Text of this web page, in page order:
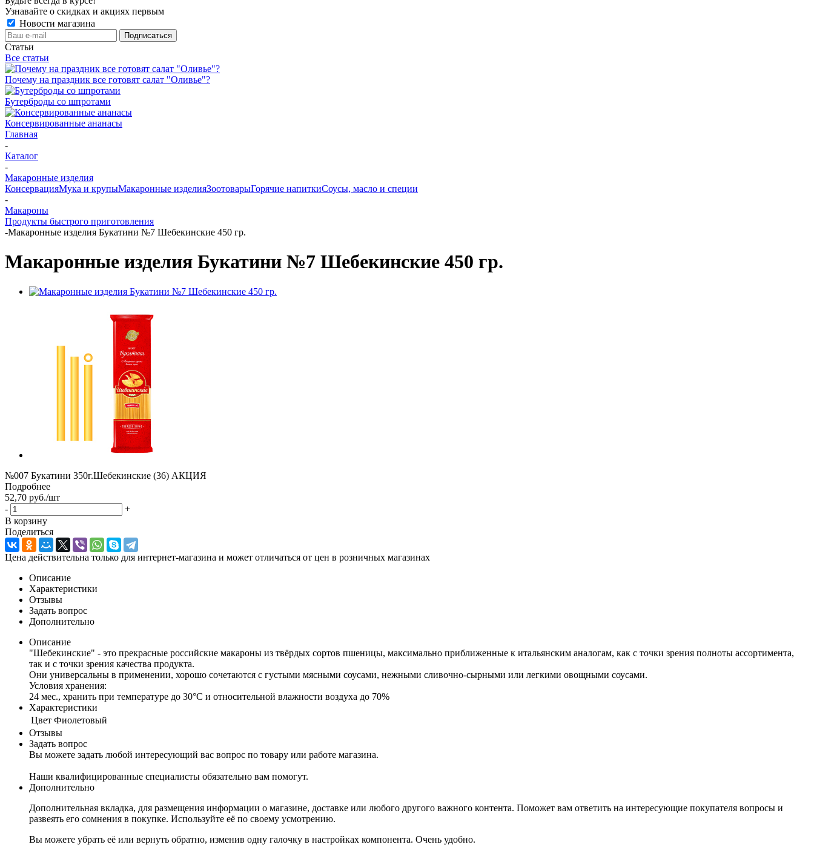
Узнавайте о скидках и акциях первым
Новости магазина
Статьи
Все статьи
Почему на праздник все готовят салат "Оливье"?
Бутерброды со шпротами
Консервированные ананасы
Главная
-
Каталог
-
Макаронные изделия
КонсервацияМука и крупыМакаронные изделияЗоотоварыГорячие напиткиСоусы, масло и специи
-
Макароны
Продукты быстрого приготовления
-Макаронные изделия Букатини №7 Шебекинские 450 гр.
Макаронные изделия Букатини №7 Шебекинские 450 гр.
№007 Букатини 350г.Шебекинские (36) АКЦИЯ
Подробнее
52,70 руб./шт
-
+
В корзину
Поделиться
Цена действительна только для интернет-магазина и может отличаться от цен в розничных магазинах
Описание
Характеристики
Отзывы
Задать вопрос
Дополнительно
Описание
"Шебекинские" - это прекрасные российские макароны из твёрдых сортов пшеницы, максимально приближенные к итальянским аналогам, как с точки зрения полноты ассортимента,
так и с точки зрения качества продукта.
Они универсальны в применении, хорошо сочетаются с густыми мясными соусами, нежными сливочно-сырными или легкими овощными соусами.
Условия хранения:
24 мес., хранить при температуре до 30°С и относительной влажности воздуха до 70%
Характеристики
Цвет Фиолетовый
Отзывы
Задать вопрос
Вы можете задать любой интересующий вас вопрос по товару или работе магазина.
Наши квалифицированные специалисты обязательно вам помогут.
Дополнительно
Дополнительная вкладка, для размещения информации о магазине, доставке или любого другого важного контента. Поможет вам ответить на интересующие покупателя вопросы и
развеять его сомнения в покупке. Используйте её по своему усмотрению.
Вы можете убрать её или вернуть обратно, изменив одну галочку в настройках компонента. Очень удобно.